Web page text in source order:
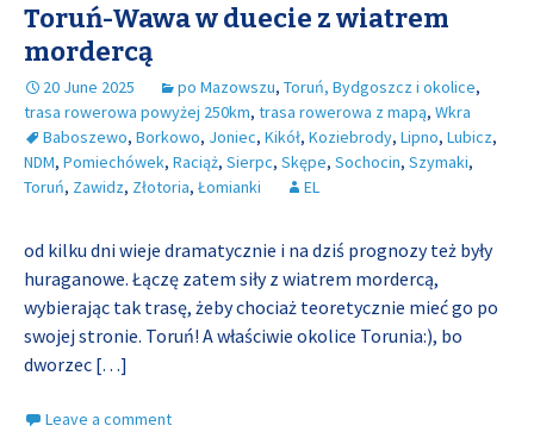
Toruń-Wawa w duecie z wiatrem
mordercą
20 June 2025 po Mazowszu, Toruń, Bydgoszcz i okolice,
trasa rowerowa powyżej 250km, trasa rowerowa z mapą, Wkra
Baboszewo, Borkowo, Joniec, Kikół, Koziebrody, Lipno, Lubicz,
NDM, Pomiechówek, Raciąż, Sierpc, Skępe, Sochocin, Szymaki,
Toruń, Zawidz, Złotoria, Łomianki EL
od kilku dni wieje dramatycznie i na dziś prognozy też były
huraganowe. Łączę zatem siły z wiatrem mordercą,
wybierając tak trasę, żeby chociaż teoretycznie mieć go po
swojej stronie. Toruń! A właściwie okolice Torunia:), bo
dworzec […]
Leave a comment